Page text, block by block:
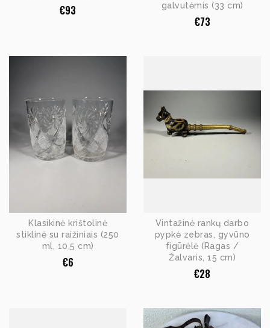
€93
galvutėmis (33 cm)
€73
Klasikinė krištolinė
stiklinė su raižiniais (250
ml, 10,5 cm)
€6
Vintažinė rankų darbo
pypkė zebras, gyvūno
figūrėlė (Ragas /
Žalvaris, 15 cm)
€28